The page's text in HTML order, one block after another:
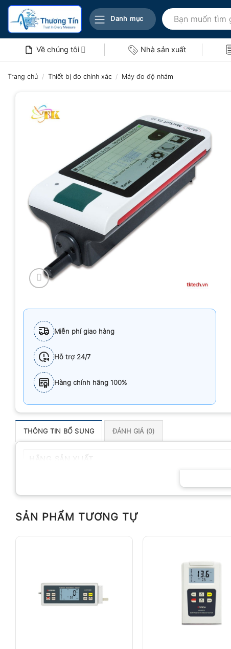
Bỏ
nội
Danh mục
Tìm
kiếm:
Về chúng tôi Nhà sản xuất
Trang chủ / Thiết bị đo chính xác / Máy đo độ nhám
Miễn phí giao hàng
Hỗ trợ 24/7
Hàng chính hãng 100%
THÔNG TIN BỔ SUNG ĐÁNH GIÁ (0)
SẢN PHẨM TƯƠNG TỰ